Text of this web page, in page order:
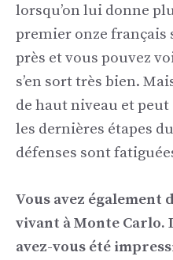
lorsqu’on lui donne
premier onze français
près et vous pouvez
s’en sort très bien.
de haut niveau et
les dernières étapes
défenses sont
Vous avez également
vivant à Monte Carlo.
avez-vous été